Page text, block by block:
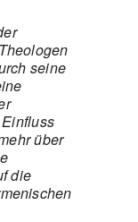
seine
über
die